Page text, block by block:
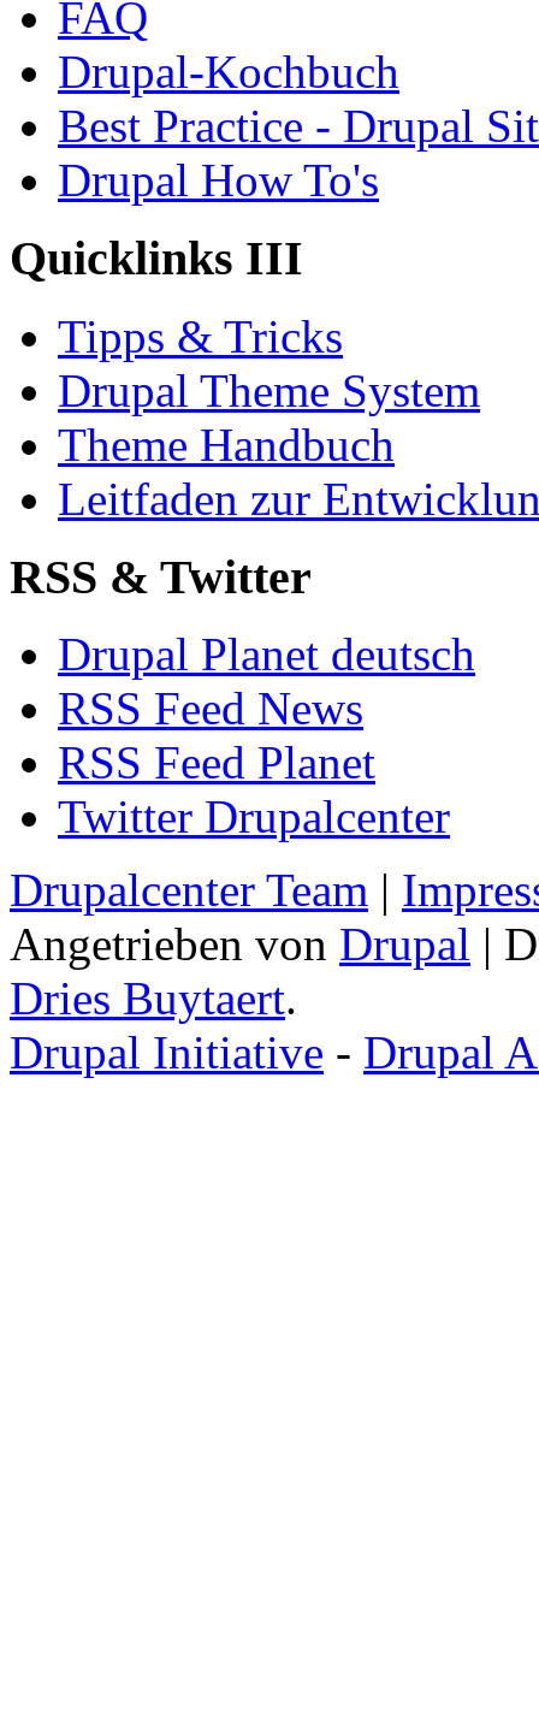
FAQ
Drupal-Kochbuch
Best Practice - Drupal
Drupal How To's
Quicklinks III
Tipps & Tricks
Drupal Theme System
Theme Handbuch
Leitfaden zur
RSS & Twitter
Drupal Planet deutsch
RSS Feed News
RSS Feed Planet
Twitter Drupalcenter
Drupalcenter Team |
Angetrieben von Drupal |
Dries Buytaert.
Drupal Initiative - Drupal